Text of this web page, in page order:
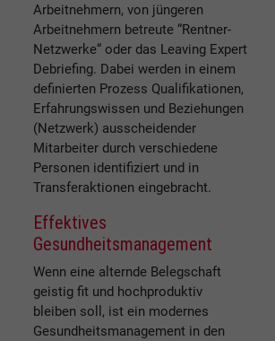
Arbeitnehmern, von jüngeren
Arbeitnehmern betreute “Rentner-
Netzwerke“ oder das Leaving Expert
Debriefing. Dabei werden in einem
definierten Prozess Qualifikationen,
Erfahrungswissen und Beziehungen
(Netzwerk) ausscheidender
Mitarbeiter durch verschiedene
Personen identifiziert und in
Transferaktionen eingebracht.
Effektives
Gesundheitsmanagement
Wenn eine alternde Belegschaft
geistig fit und hochproduktiv
bleiben soll, ist ein modernes
Gesundheitsmanagement in den